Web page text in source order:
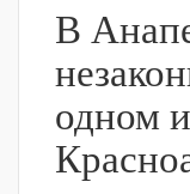
В
одном